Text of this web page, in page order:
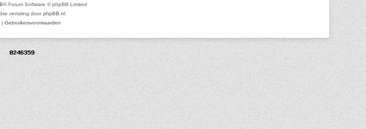
® Forum Software © phpBB Limited
vertaling doorphpBB.nl
| Gebruikersvoorwaarden